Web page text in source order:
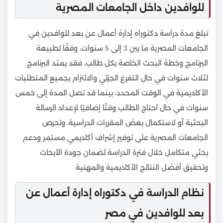
للوافدين داخل الجامعات المصرية
تبلغ مدة دراسة دكتوراه إدارة أعمال عن بعد للوافدين في
الجامعات المصرية ما بين 3 إلى 5 سنوات، وفقًا لطبيعة
البرنامج وخطة البحث الخاصة بكل طالب، فقد يمتد البرنامج
لثلاث سنوات في حال التفرغ الجزئي والالتزام بجميع المتطلبات
الأكاديمية في الوقت المحدد، بينما قد تصل المدة إلى خمس
سنوات في حال احتاج الطالب وقتًا إضافيًا لإعداد الرسالة
البحثية أو لاستكمال بعض المقررات الدراسية، وتحرص
الجامعات المصرية على توفير إشراف أكاديمي مستمر ودعم
بحثي متكامل خلال فترة الدراسة لضمان جودة الأبحاث
وتحقيق أفضل النتائج الأكاديمية والمهنية.
نظام الدراسة في دكتوراه إدارة أعمال عن
بعد للوافدين في مصر